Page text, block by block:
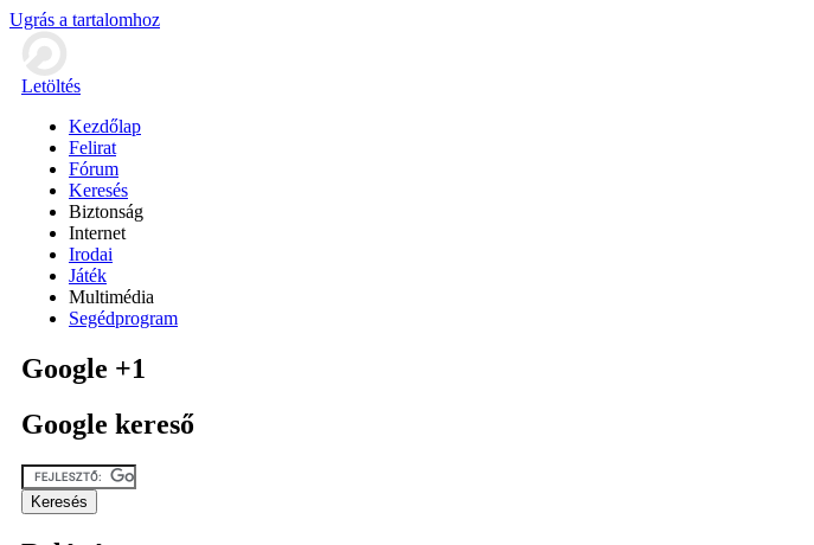
Ugrás a tartalomhoz
Letöltés
Kezdőlap
Felirat
Fórum
Keresés
Biztonság
Internet
Irodai
Játék
Multimédia
Segédprogram
Google +1
Google kereső